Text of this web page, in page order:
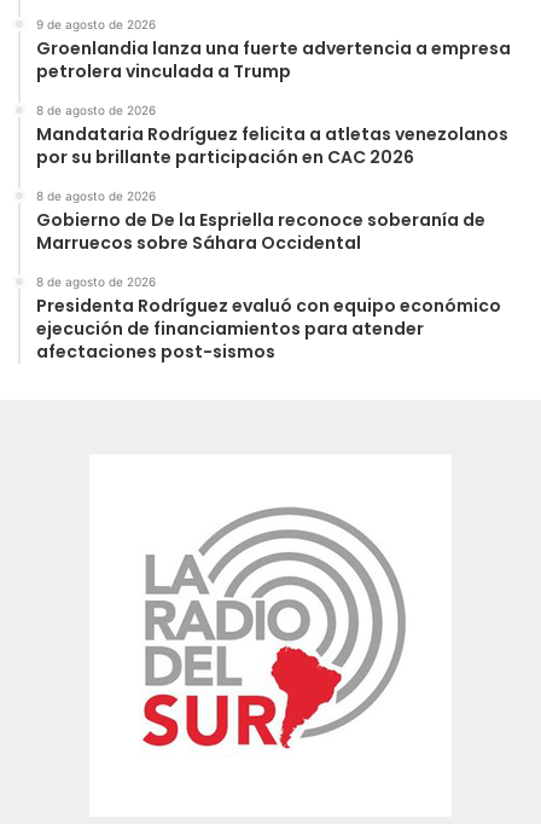
9 de agosto de 2026
Groenlandia lanza una fuerte advertencia a empresa
petrolera vinculada a Trump
8 de agosto de 2026
Mandataria Rodríguez felicita a atletas venezolanos
por su brillante participación en CAC 2026
8 de agosto de 2026
Gobierno de De la Espriella reconoce soberanía de
Marruecos sobre Sáhara Occidental
8 de agosto de 2026
Presidenta Rodríguez evaluó con equipo económico
ejecución de financiamientos para atender
afectaciones post-sismos